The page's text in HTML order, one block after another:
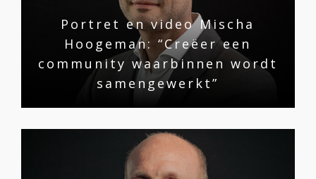
Portret en video Mischa
Hoogeman: “Creëer een
community waarbinnen wordt
samengewerkt”